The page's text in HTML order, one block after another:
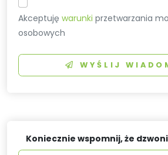
Akceptujęwarunki przetwarzania
osobowych
WYŚLIJ
Koniecznie wspomnij, że